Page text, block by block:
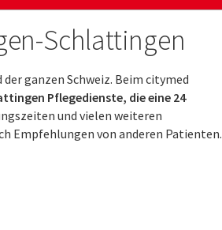
Schlattingen
der ganzen Schweiz. Beim citymed
Pflegedienste, die eine 24
und vielen weiteren
Empfehlungen von anderen Patienten.